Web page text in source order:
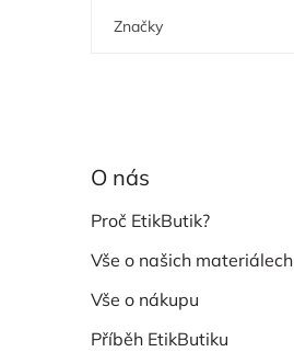
Značky
O nás
Proč EtikButik?
Vše o našich materiálech
Vše o nákupu
Příběh EtikButiku